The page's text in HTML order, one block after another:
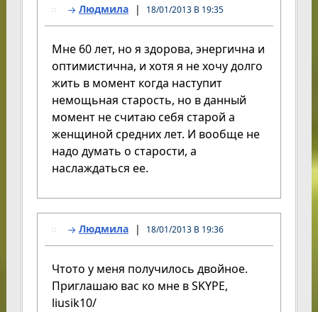
Людмила 18/01/2013 В 19:35
Мне 60 лет, но я здорова, энергична и
оптимистична, и хотя я не хочу долго
жить в момент когда наступит
немощьная старость, но в данный
момент не считаю себя старой а
женщиной средних лет. И вообще не
надо думать о старости, а
наслаждаться ее.
Людмила 18/01/2013 В 19:36
Чтото у меня получилось двойное.
Приглашаю вас ко мне в SKYPE,
liusik10/